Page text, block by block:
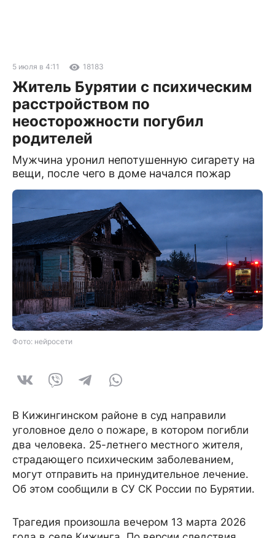
5 июля в 4:11 18183
Житель Бурятии с психическим
расстройством по
неосторожности погубил
родителей
Мужчина уронил непотушенную сигарету на
вещи, после чего в доме начался пожар
Фото: нейросети
В Кижингинском районе в суд направили
уголовное дело о пожаре, в котором погибли
два человека. 25-летнего местного жителя,
страдающего психическим заболеванием,
могут отправить на принудительное лечение.
Об этом сообщили в СУ СК России по Бурятии.
Трагедия произошла вечером 13 марта 2026